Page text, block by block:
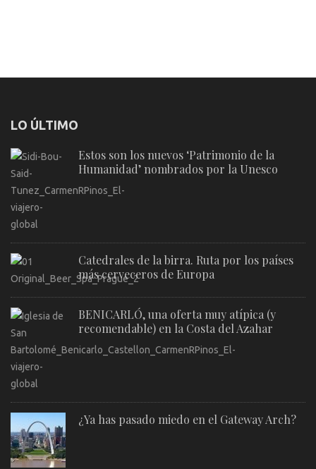
LO ÚLTIMO
Estos son los nuevos ‘Patrimonio de la
Humanidad’ nombrados por la Unesco
Catedrales de la birra. Ruta por los países
más cerveceros de Europa
BENICARLÓ, una oferta muy atípica (y
recomendable) en la Costa del Azahar
¿Ya has pasado miedo en el Gateway Arch?